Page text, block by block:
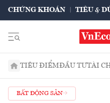
CHỨNG KHOÁN TIÊU &
TIÊU ĐIỂMĐẦU TƯTÀI
BẤT ĐỘNG SẢN